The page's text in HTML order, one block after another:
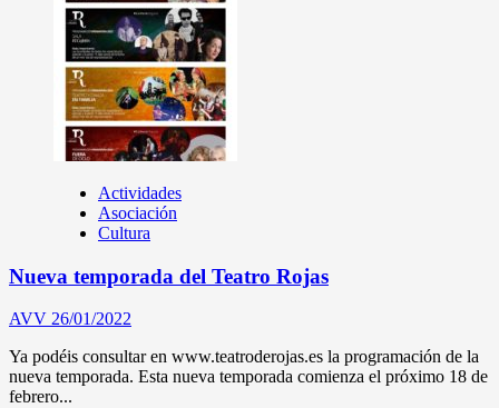
Actividades
Asociación
Cultura
Nueva temporada del Teatro Rojas
AVV 26/01/2022
Ya podéis consultar en www.teatroderojas.es la programación de la
nueva temporada. Esta nueva temporada comienza el próximo 18 de
febrero...